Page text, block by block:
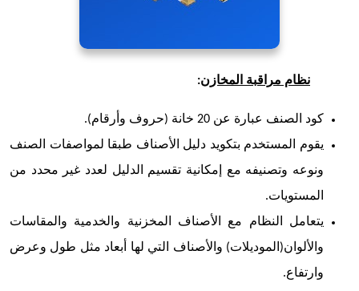
نظام مراقبة المخازن:
كود الصنف عبارة عن 20 خانة (حروف وأرقام).
يقوم المستخدم بتكويد دليل الأصناف طبقا لمواصفات الصنف
ونوعه وتصنيفه مع إمكانية تقسيم الدليل لعدد غير محدد من
المستويات.
يتعامل النظام مع الأصناف المخزنية والخدمية والمقاسات
والألوان(الموديلات) والأصناف التي لها أبعاد مثل طول وعرض
وارتفاع.